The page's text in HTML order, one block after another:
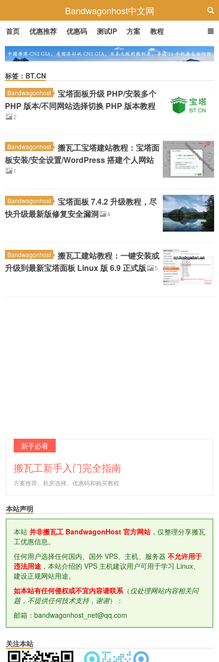
Bandwagonhost中文网
首页 优惠推荐 优惠码 测试IP 方案 教程
标签：BT.CN
Bandwagonhost
宝塔面板升级 PHP/安装多个
PHP 版本/不同网站选择切换 PHP 版本教程
2
Bandwagonhost
搬瓦工宝塔建站教程：宝塔面
板安装/安全设置/WordPress 搭建个人网站
1
Bandwagonhost
宝塔面板 7.4.2 升级教程，尽
快升级最新版修复安全漏洞
4
Bandwagonhost
搬瓦工建站教程：一键安装或
升级到最新宝塔面板 Linux 版 6.9 正式版
5
新手必看
搬瓦工新手入门完全指南
方案推荐、机房选择、优惠码和购买教程
本站声明
本站 并非搬瓦工 BandwagonHost 官方网站，仅整理分享搬瓦
工优惠信息。
任何用户选择任何国内、国外 VPS、主机、服务器 不允许用于
违法用途 ，本站介绍的 VPS 主机建议用户可用于学习 Linux、
建设正规网站用途。
如本站有任何侵权或不宜内容请联系（仅处理网站内容相关问
题，不提供任何技术支持，谢谢）：
邮箱：bandwagonhost_net@qq.com
关注本站